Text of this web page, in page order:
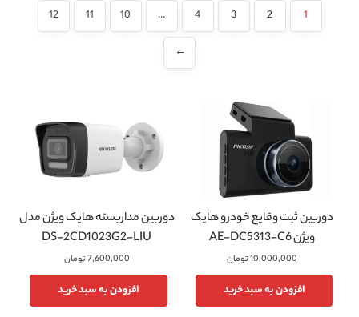
1
2
3
4
…
10
11
12
←
دوربین ثبت وقایع خودرو هایک
ویژن AE-DC5313-C6
10,000,000تومان
افزودن به سبد خرید
دوربین مداربسته هایک ویژن مدل
DS-2CD1023G2-LIU
7,600,000تومان
افزودن به سبد خرید